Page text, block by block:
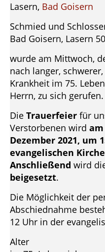
Lasern, Bad Goisern
Schmied und
Bad Goisern, Lasern 50
wurde am Mittwoch,
nach langer,
Krankheit im 75.
Herrn, zu sich gerufen.
Die Trauerfeier für
Verstorbenen wird am
Dezember 2021, um
evangelischen
Anschließend wird
beigesetzt.
Die Möglichkeit der
Abschiednahme
12 Uhr in der
Alter